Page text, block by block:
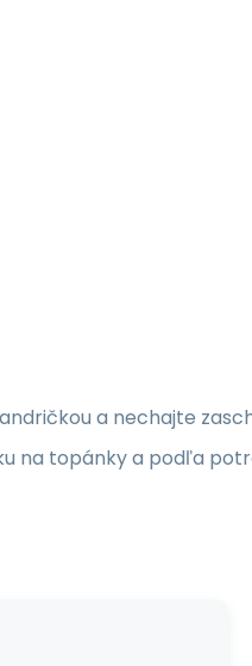
a nechajte
na topánky a podľa